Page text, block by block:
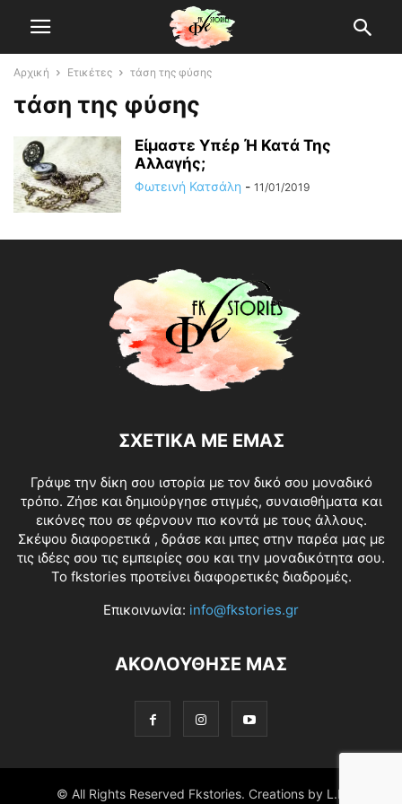
Αρχική Ετικέτες τάση της φύσης
τάση της φύσης
Είμαστε Υπέρ Ή Κατά Της
Αλλαγής;
Φωτεινή Κατσάλη - 11/01/2019
ΣΧΕΤΙΚΑ ΜΕ ΕΜΑΣ
Γράψε την δίκη σου ιστορία με τον δικό σου μοναδικό
τρόπο. Ζήσε και δημιούργησε στιγμές, συναισθήματα και
εικόνες που σε φέρνουν πιο κοντά με τους άλλους.
Σκέψου διαφορετικά , δράσε και μπες στην παρέα μας με
τις ιδέες σου τις εμπειρίες σου και την μοναδικότητα σου.
Το fkstories προτείνει διαφορετικές διαδρομές.
Επικοινωνία: info@fkstories.gr
ΑΚΟΛΟΥΘΗΣΕ ΜΑΣ
© All Rights Reserved Fkstories. Creations by L.K